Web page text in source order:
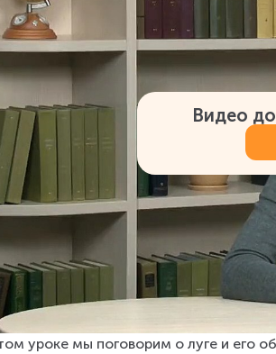
Видео
уроке мы поговорим о луге и его